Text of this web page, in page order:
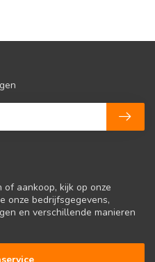
aankoop, kijk op onze
onze bedrijfsgegevens,
en verschillende manieren